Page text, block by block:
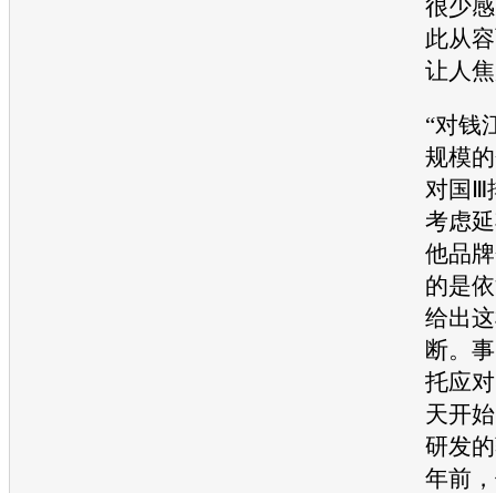
很少
此从
让人
“对钱
规模
对国Ⅲ
考虑
他品
的是
给出
断。
托应
天开
研发
年前